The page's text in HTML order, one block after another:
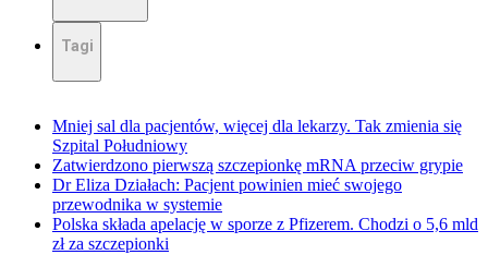
Tagi
Mniej sal dla pacjentów, więcej dla lekarzy. Tak zmienia się
Szpital Południowy
Zatwierdzono pierwszą szczepionkę mRNA przeciw grypie
Dr Eliza Działach: Pacjent powinien mieć swojego
przewodnika w systemie
Polska składa apelację w sporze z Pfizerem. Chodzi o 5,6 mld
zł za szczepionki